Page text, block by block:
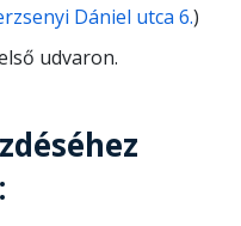
Dániel utca 6.)
udvaron.